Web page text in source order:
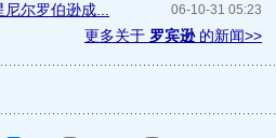
06-10-31 05:23
尔罗伯逊成...
更多关于 罗宾逊的新闻>>